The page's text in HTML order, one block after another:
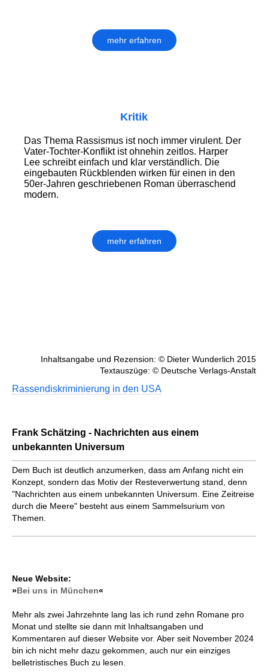
mehr erfahren
Kritik
Das Thema Rassismus ist noch immer virulent. Der
Vater-Tochter-Konflikt ist ohnehin zeitlos. Harper
Lee schreibt einfach und klar ver­ständ­lich. Die
eingebauten Rückblenden wirken für einen in den
50er-Jahren geschriebenen Roman überraschend
modern.
mehr erfahren
Inhaltsangabe und Rezension: © Dieter Wunderlich 2015
Textauszüge: © Deutsche Verlags-Anstalt
Rassendiskriminierung in den USA
Frank Schätzing - Nachrichten aus einem
unbekannten Universum
Dem Buch ist deutlich anzumerken, dass am Anfang nicht ein
Konzept, sondern das Motiv der Resteverwertung stand, denn
"Nachrichten aus einem unbekannten Universum. Eine Zeitreise
durch die Meere" besteht aus einem Sammelsurium von
Themen.
Neue Website:
»Bei uns in München«
Mehr als zwei Jahrzehnte lang las ich rund zehn Romane pro
Monat und stellte sie dann mit Inhaltsangaben und
Kommentaren auf dieser Website vor. Aber seit November 2024
bin ich nicht mehr dazu gekommen, auch nur ein einziges
belletristisches Buch zu lesen.